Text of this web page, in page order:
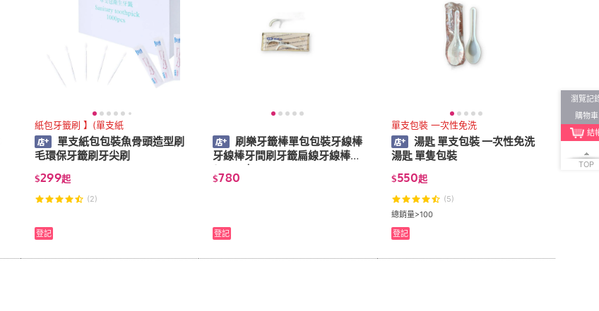
紙包牙籤刷 】(單支紙
單支紙包包裝魚骨頭造型刷
毛環保牙籤刷牙尖刷
$299起
(2)
登記
刷樂牙籤棒單包包裝牙線棒
牙線棒牙間刷牙籤扁線牙線棒外
(1000支)
$780
登記
單支包裝 一次性免洗
湯匙 單支包裝 一次性免洗
湯匙 單隻包裝
$550起
(5)
總銷量>100
登記
瀏覽記
購物車
結
TOP